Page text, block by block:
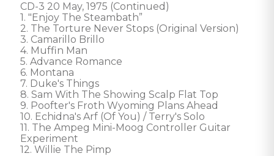
CD-3 20 May, 1975 (Continued)
1. "Enjoy The Steambath”
2. The Torture Never Stops (Original Version)
3. Camarillo Brillo
4. Muffin Man
5. Advance Romance
6. Montana
7. Duke's Things
8. Sam With The Showing Scalp Flat Top
9. Poofter's Froth Wyoming Plans Ahead
10. Echidna's Arf (Of You) / Terry's Solo
11. The Ampeg Mini-Moog Controller Guitar
Experiment
12. Willie The Pimp